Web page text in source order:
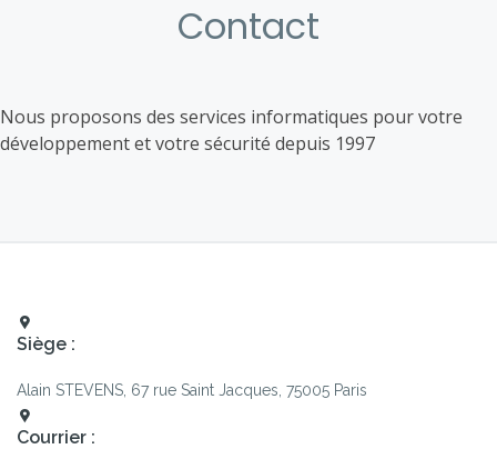
Contact
Nous proposons des services informatiques pour votre
développement et votre sécurité depuis 1997
Siège :
Alain STEVENS, 67 rue Saint Jacques, 75005 Paris
Courrier :